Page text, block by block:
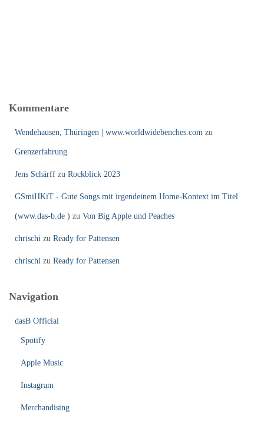
Kommentare
Wendehausen, Thüringen | www.worldwidebenches.com zu
Grenzerfahrung
Jens Schärff zu Rockblick 2023
GSmiHKiT - Gute Songs mit irgendeinem Home-Kontext im Titel
(www.das-b.de ) zu Von Big Apple und Peaches
chrischi zu Ready for Pattensen
chrischi zu Ready for Pattensen
Navigation
dasB Official
Spotify
Apple Music
Instagram
Merchandising